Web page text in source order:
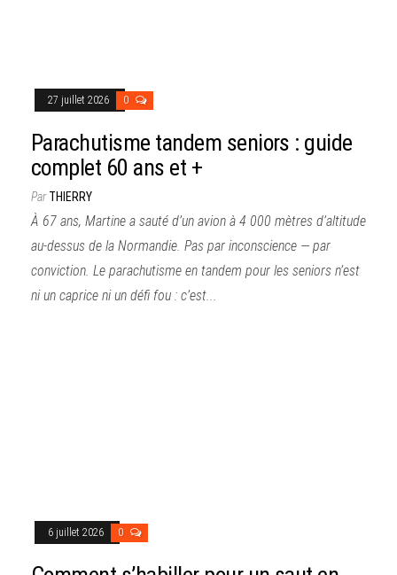
27 juillet 2026 0
Parachutisme tandem seniors : guide
complet 60 ans et +
ParTHIERRY
À 67 ans, Martine a sauté d’un avion à 4 000 mètres d’altitude
au-dessus de la Normandie. Pas par inconscience — par
conviction. Le parachutisme en tandem pour les seniors n’est
ni un caprice ni un défi fou : c’est...
6 juillet 2026 0